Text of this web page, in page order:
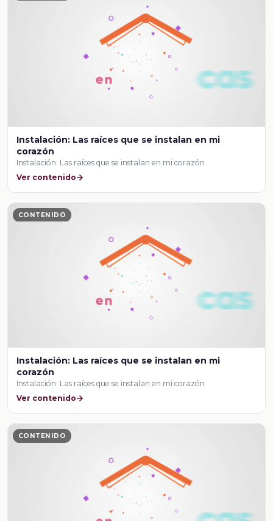
Instalación: Las raíces que se instalan en mi
corazón
Instalación: Las raíces que se instalan en mi corazón
Ver contenido
CONTENIDO
Instalación: Las raíces que se instalan en mi
corazón
Instalación: Las raíces que se instalan en mi corazón
Ver contenido
CONTENIDO